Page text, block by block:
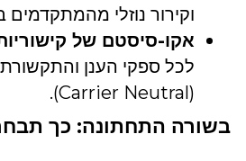
וקירור נוזלי מהמתקדמים
אקו-סיסטם של
לכל ספקי הענן
(Carrier Neutral).
בשורה התחתונה: כך תבחרו